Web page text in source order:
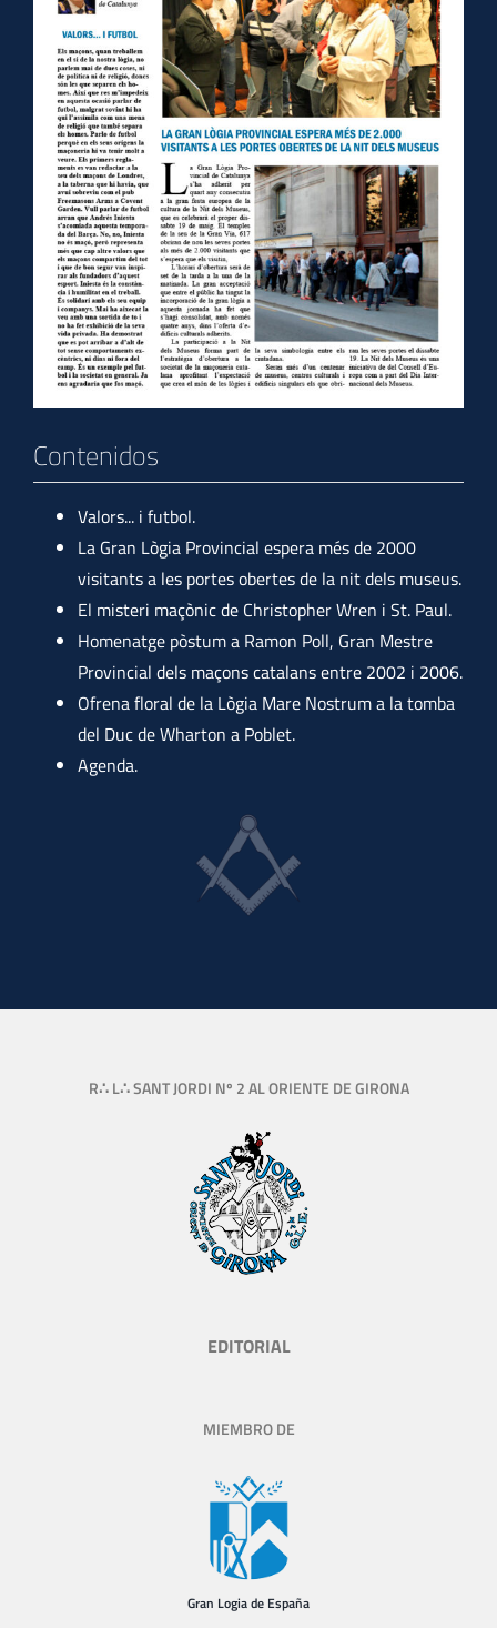
Contenidos
Valors... i futbol.
La Gran Lògia Provincial espera més de 2000
visitants a les portes obertes de la nit dels museus.
El misteri maçònic de Christopher Wren i St. Paul.
Homenatge pòstum a Ramon Poll, Gran Mestre
Provincial dels maçons catalans entre 2002 i 2006.
Ofrena floral de la Lògia Mare Nostrum a la tomba
del Duc de Wharton a Poblet.
Agenda.
R∴ L∴ SANT JORDI Nº 2 AL ORIENTE DE GIRONA
EDITORIAL
MIEMBRO DE
Gran Logia de España